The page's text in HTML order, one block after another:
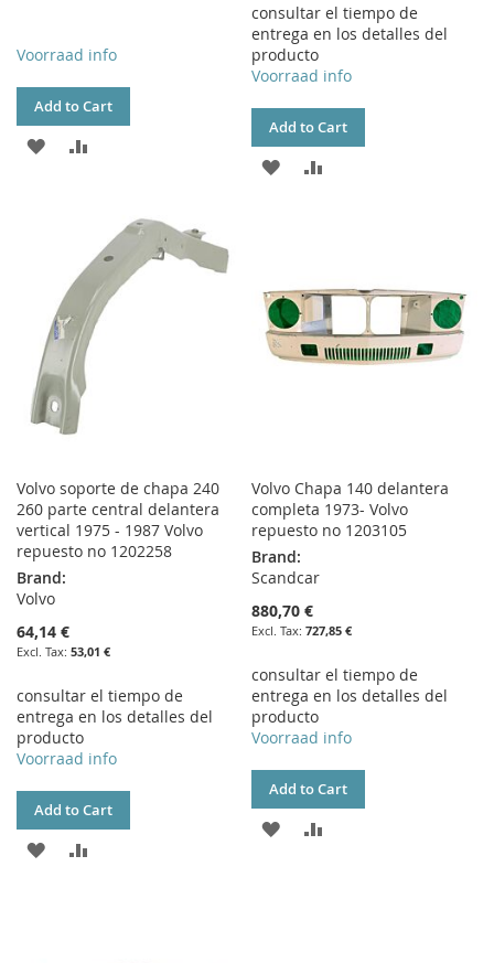
Voorraad info
Add to Cart
ADD
COMPARE
consultar el tiempo de
entrega en los detalles del
producto
Voorraad info
Add to Cart
ADD
Volvo soporte de chapa 240
260 parte central delantera
vertical 1975 - 1987 Volvo
repuesto no 1202258
Brand:
Volvo
64,14 €
53,01 €
consultar el tiempo de
entrega en los detalles del
producto
Voorraad info
Add to Cart
ADD
Volvo Chapa 140 delantera
completa 1973- Volvo
repuesto no 1203105
Brand:
Scandcar
880,70 €
727,85 €
consultar el tiempo de
entrega en los detalles del
producto
Voorraad info
Add to Cart
ADD